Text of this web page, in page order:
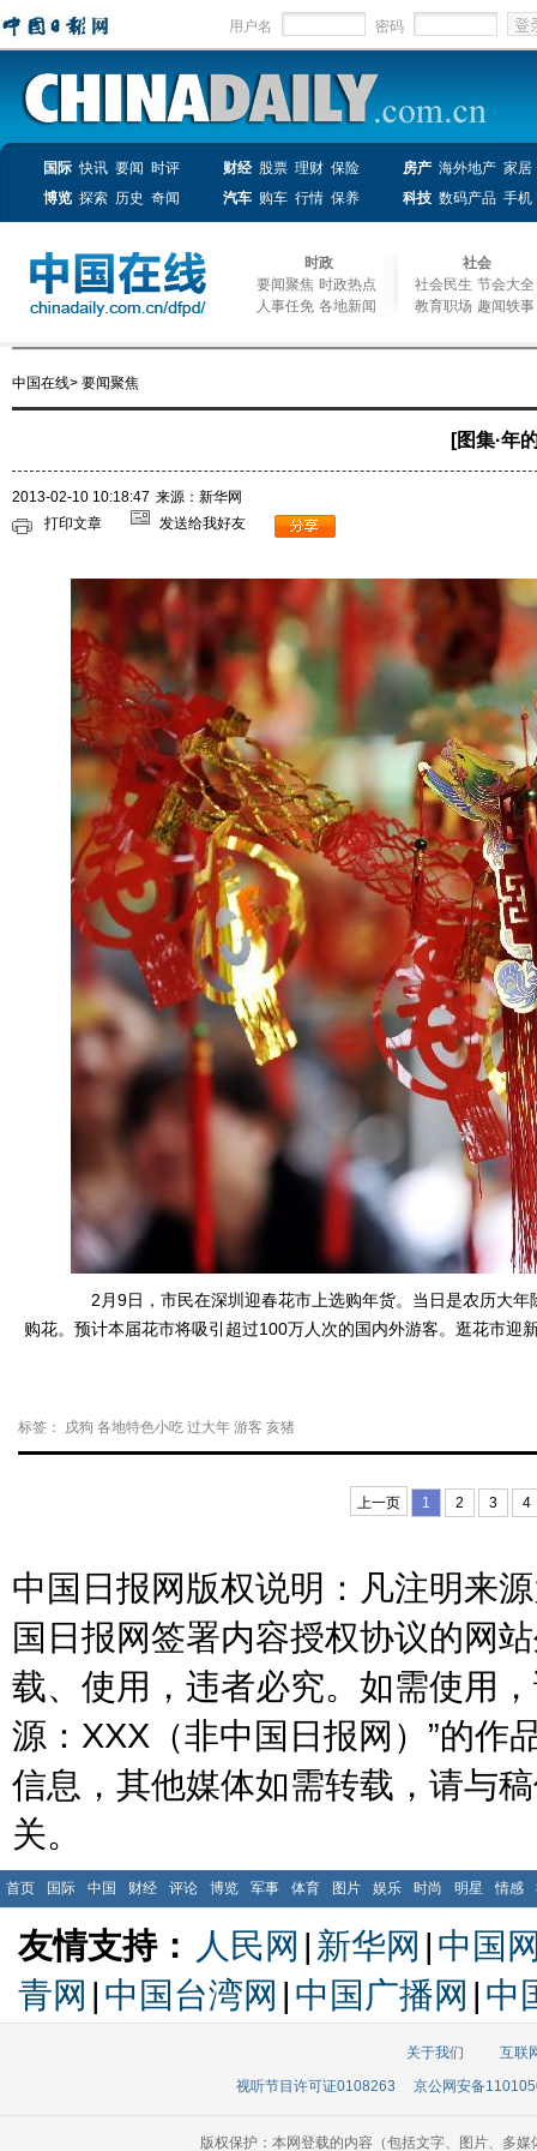
用户名 密码
国际 快讯 要闻 时评 财经 股票 理财 保险 房产 海外地产 家居
博览 探索 历史 奇闻 汽车 购车 行情 保养 科技 数码产品 手机
时政
要闻聚焦 时政热点
人事任免 各地新闻
社会
社会民生 节会大全
教育职场 趣闻轶事
中国在线> 要闻聚焦
[图集·年
2013-02-10 10:18:47 来源：新华网
打印文章
发送给我好友
2月9日，市民在深圳迎春花市上选购年货。当日是农历大年
购花。预计本届花市将吸引超过100万人次的国内外游客。逛花市迎
标签： 戌狗 各地特色小吃 过大年 游客 亥猪
上一页 1 2 3 4
中国日报网版权说明：凡注明来
国日报网签署内容授权协议的网
载、使用，违者必究。如需使用
源：XXX（非中国日报网）”的作
信息，其他媒体如需转载，请与
关。
首页 国际 中国 财经 评论 博览 军事 体育 图片 娱乐 时尚 明星 情感
友情支持： 人民网 | 新华网 | 中国
青网 | 中国台湾网 | 中国广播网 | 中
关于我们
互联
视听节目许可证0108263
京公网安备
版权保护：本网登载的内容（包括文字、图片、多